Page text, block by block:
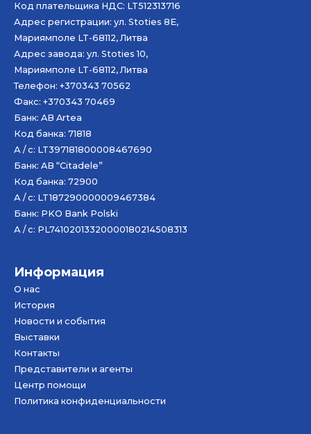
Код плательщика НДС: LT512313716
Адрес регистрации: ул. Stoties 8E,
Мариямполе LT-68112, Литва
Адрес завода: ул. Stoties 10,
Мариямполе LT-68112, Литва
Телефон: +370343 70562
Факс: +370343 70469
Банк: AB Artea
Код банка: 71818
А / с: LT397181800008467690
Банк: AB “Citadele”
Код банка: 72900
А / с: LT187290000009467384
Банк: PKO Bank Polski
А / с: PL74102013320000180214508313
Информация
О нас
История
Новости и события
Bыставки
Контакты
Представители и агенты
Центр помощи
Политика конфиденциальности